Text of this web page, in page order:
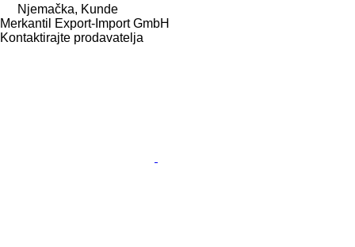
Njemačka, Kunde
Merkantil Export-Import GmbH
Kontaktirajte prodavatelja